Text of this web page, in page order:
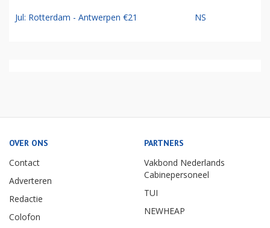
Jul: Rotterdam - Antwerpen €21 NS
OVER ONS
Contact
Adverteren
Redactie
Colofon
PARTNERS
Vakbond Nederlands
Cabinepersoneel
TUI
NEWHEAP